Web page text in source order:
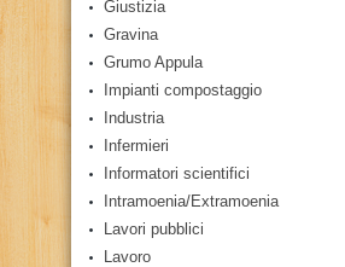
Giustizia
Gravina
Grumo Appula
Impianti compostaggio
Industria
Infermieri
Informatori scientifici
Intramoenia/Extramoenia
Lavori pubblici
Lavoro